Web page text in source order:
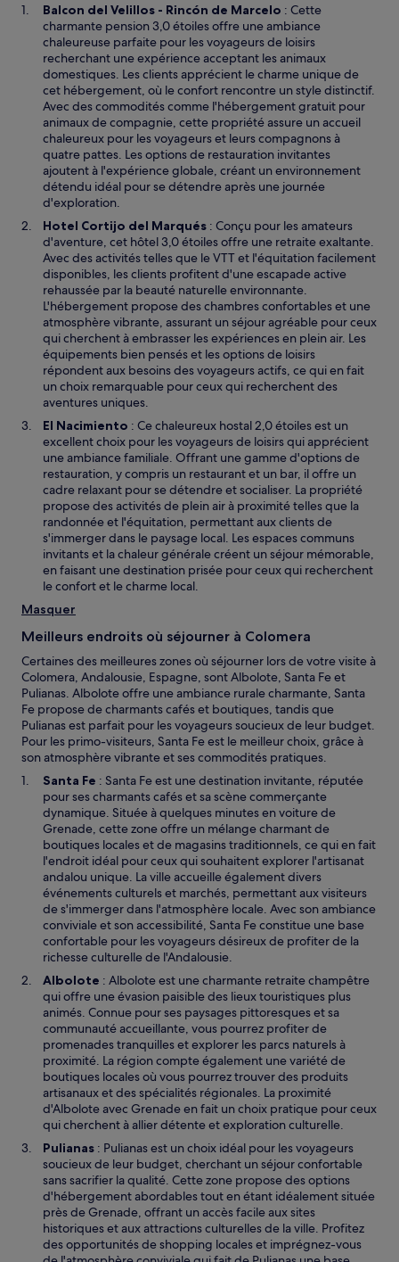
Balcon del Velillos - Rincón de Marcelo : Cette
charmante pension 3,0 étoiles offre une ambiance
chaleureuse parfaite pour les voyageurs de loisirs
recherchant une expérience acceptant les animaux
domestiques. Les clients apprécient le charme unique de
cet hébergement, où le confort rencontre un style distinctif.
Avec des commodités comme l'hébergement gratuit pour
animaux de compagnie, cette propriété assure un accueil
chaleureux pour les voyageurs et leurs compagnons à
quatre pattes. Les options de restauration invitantes
ajoutent à l'expérience globale, créant un environnement
détendu idéal pour se détendre après une journée
d'exploration.
Hotel Cortijo del Marqués : Conçu pour les amateurs
d'aventure, cet hôtel 3,0 étoiles offre une retraite exaltante.
Avec des activités telles que le VTT et l'équitation facilement
disponibles, les clients profitent d'une escapade active
rehaussée par la beauté naturelle environnante.
L'hébergement propose des chambres confortables et une
atmosphère vibrante, assurant un séjour agréable pour ceux
qui cherchent à embrasser les expériences en plein air. Les
équipements bien pensés et les options de loisirs
répondent aux besoins des voyageurs actifs, ce qui en fait
un choix remarquable pour ceux qui recherchent des
aventures uniques.
El Nacimiento : Ce chaleureux hostal 2,0 étoiles est un
excellent choix pour les voyageurs de loisirs qui apprécient
une ambiance familiale. Offrant une gamme d'options de
restauration, y compris un restaurant et un bar, il offre un
cadre relaxant pour se détendre et socialiser. La propriété
propose des activités de plein air à proximité telles que la
randonnée et l'équitation, permettant aux clients de
s'immerger dans le paysage local. Les espaces communs
invitants et la chaleur générale créent un séjour mémorable,
en faisant une destination prisée pour ceux qui recherchent
le confort et le charme local.
Masquer
Meilleurs endroits où séjourner à Colomera
Certaines des meilleures zones où séjourner lors de votre visite à
Colomera, Andalousie, Espagne, sont Albolote, Santa Fe et
Pulianas. Albolote offre une ambiance rurale charmante, Santa
Fe propose de charmants cafés et boutiques, tandis que
Pulianas est parfait pour les voyageurs soucieux de leur budget.
Pour les primo-visiteurs, Santa Fe est le meilleur choix, grâce à
son atmosphère vibrante et ses commodités pratiques.
Santa Fe : Santa Fe est une destination invitante, réputée
pour ses charmants cafés et sa scène commerçante
dynamique. Située à quelques minutes en voiture de
Grenade, cette zone offre un mélange charmant de
boutiques locales et de magasins traditionnels, ce qui en fait
l'endroit idéal pour ceux qui souhaitent explorer l'artisanat
andalou unique. La ville accueille également divers
événements culturels et marchés, permettant aux visiteurs
de s'immerger dans l'atmosphère locale. Avec son ambiance
conviviale et son accessibilité, Santa Fe constitue une base
confortable pour les voyageurs désireux de profiter de la
richesse culturelle de l'Andalousie.
Albolote : Albolote est une charmante retraite champêtre
qui offre une évasion paisible des lieux touristiques plus
animés. Connue pour ses paysages pittoresques et sa
communauté accueillante, vous pourrez profiter de
promenades tranquilles et explorer les parcs naturels à
proximité. La région compte également une variété de
boutiques locales où vous pourrez trouver des produits
artisanaux et des spécialités régionales. La proximité
d'Albolote avec Grenade en fait un choix pratique pour ceux
qui cherchent à allier détente et exploration culturelle.
Pulianas : Pulianas est un choix idéal pour les voyageurs
soucieux de leur budget, cherchant un séjour confortable
sans sacrifier la qualité. Cette zone propose des options
d'hébergement abordables tout en étant idéalement située
près de Grenade, offrant un accès facile aux sites
historiques et aux attractions culturelles de la ville. Profitez
des opportunités de shopping locales et imprégnez-vous